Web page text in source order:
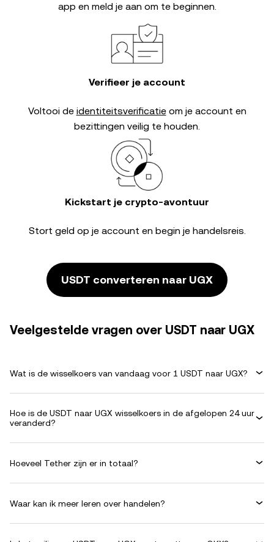
app en meld je aan om te beginnen.
Verifieer je account
Voltooi de identiteitsverificatieom je account en
bezittingen veilig te houden.
Kickstart je crypto-avontuur
Stort geld op je account en begin je handelsreis.
USDT converteren naar UGX
Veelgestelde vragen over USDT naar UGX
Wat is de wisselkoers van vandaag voor 1 USDT naar UGX?
Hoe is de USDT naar UGX wisselkoers in de afgelopen 24 uur
veranderd?
Hoeveel Tether zijn er in totaal?
Waar kan ik meer leren over handelen?